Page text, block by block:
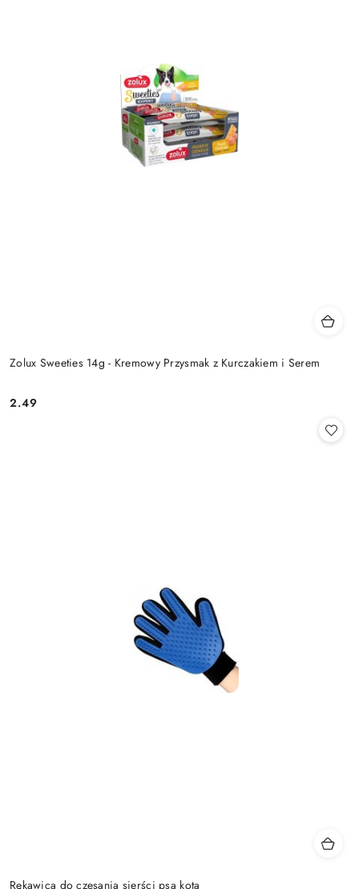
Zolux Sweeties 14g - Kremowy Przysmak z Kurczakiem i Serem
Cena:
2.49
Rękawica do czesania sierści psa kota